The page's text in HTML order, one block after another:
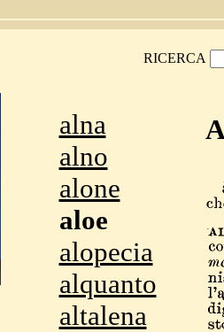
RICERCA
alna
alno
alone
aloe
alopecia
alquanto
altalena